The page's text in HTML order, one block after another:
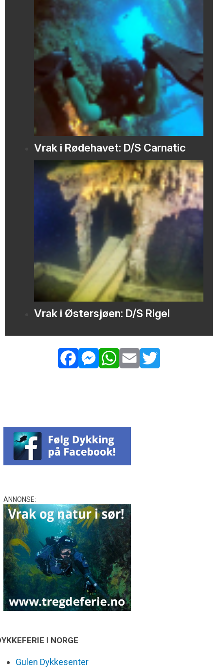
Vrak i Rødehavet: D/S Carnatic
Vrak i Østersjøen: D/S Rigel
ANNONSE:
I NORGE
Gulen Dykkesenter